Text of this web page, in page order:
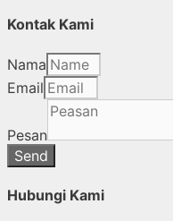
Kontak Kami
Nama
Email
Pesan
Send
Hubungi Kami